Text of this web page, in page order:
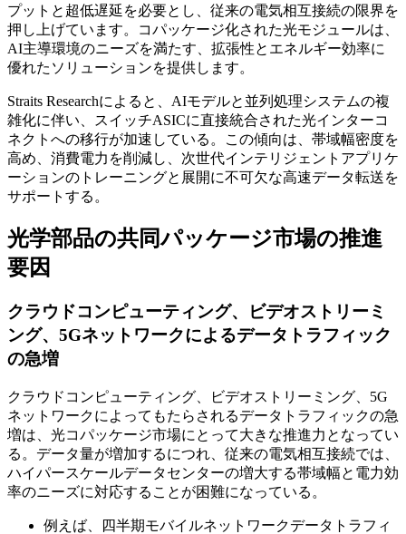
プットと超低遅延を必要とし、従来の電気相互接続の限界を
押し上げています。コパッケージ化された光モジュールは、
AI主導環境のニーズを満たす、拡張性とエネルギー効率に
優れたソリューションを提供します。
Straits Researchによると、AIモデルと並列処理システムの複
雑化に伴い、スイッチASICに直接統合された光インターコ
ネクトへの移行が加速している。この傾向は、帯域幅密度を
高め、消費電力を削減し、次世代インテリジェントアプリケ
ーションのトレーニングと展開に不可欠な高速データ転送を
サポートする。
光学部品の共同パッケージ市場の推進
要因
クラウドコンピューティング、ビデオストリーミ
ング、5Gネットワ​​ークによるデータトラフィック
の急増
クラウドコンピューティング、ビデオストリーミング、5G
ネットワ​​ークによってもたらされるデータトラフィックの急
増は、光コパッケージ市場にとって大きな推進力となってい
る。データ量が増加するにつれ、従来の電気相互接続では、
ハイパースケールデータセンターの増大する帯域幅と電力効
率のニーズに対応することが困難になっている。
例えば、四半期モバイルネットワークデータトラフィ